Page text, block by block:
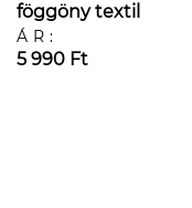
föggöny textil
ÁR:
5 990 Ft